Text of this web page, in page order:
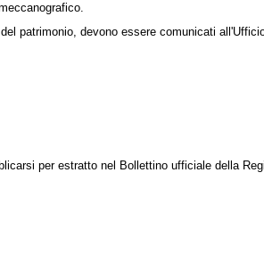
patrimonio, devono essere comunicati
per estratto nel Bollettino ufficiale della